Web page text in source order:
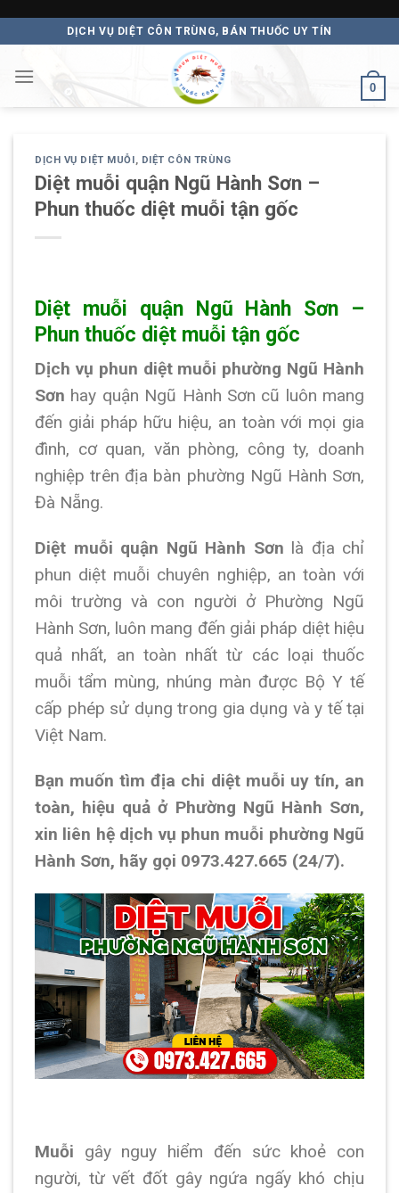
to
content
DỊCH VỤ DIỆT CÔN TRÙNG, BÁN THUỐC UY TÍN
0
DỊCH VỤ DIỆT MUỖI, DIỆT CÔN TRÙNG
Diệt muỗi quận Ngũ Hành Sơn –
Phun thuốc diệt muỗi tận gốc
Diệt muỗi quận Ngũ Hành Sơn –
Phun thuốc diệt muỗi tận gốc
Dịch vụ phun diệt muỗi phường Ngũ Hành
Sơn hay quận Ngũ Hành Sơn cũ luôn mang
đến giải pháp hữu hiệu, an toàn với mọi gia
đình, cơ quan, văn phòng, công ty, doanh
nghiệp trên địa bàn phường Ngũ Hành Sơn,
Đà Nẵng.
Diệt muỗi quận Ngũ Hành Sơn là địa chỉ
phun diệt muỗi chuyên nghiệp, an toàn với
môi trường và con người ở Phường Ngũ
Hành Sơn, luôn mang đến giải pháp diệt hiệu
quả nhất, an toàn nhất từ các loại thuốc
muỗi tẩm mùng, nhúng màn được Bộ Y tế
cấp phép sử dụng trong gia dụng và y tế tại
Việt Nam.
Bạn muốn tìm địa chi diệt muỗi uy tín, an
toàn, hiệu quả ở Phường Ngũ Hành Sơn,
xin liên hệ dịch vụ phun muỗi phường Ngũ
Hành Sơn, hãy gọi 0973.427.665 (24/7).
Muỗi gây nguy hiểm đến sức khoẻ con
người, từ vết đốt gây ngứa ngấy khó chịu